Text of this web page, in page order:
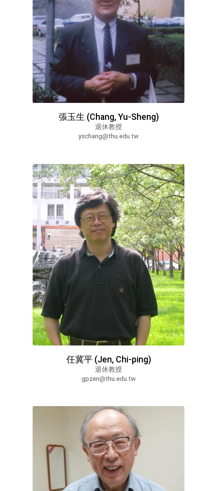
張玉生 (Chang, Yu-Sheng)
退休教授
yschang@thu.edu.tw
任冀平 (Jen, Chi-ping)
退休教授
gpzen@thu.edu.tw